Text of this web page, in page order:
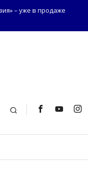
– уже в продаже
Поиск